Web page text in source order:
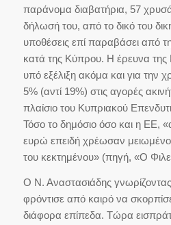
παράνομα διαβατήρια, 57
δήλωσή του, από το δικό του
υποθέσεις επί παραβάσει από
κατά της Κύπρου. Η έρευνα της
υπό εξέλιξη ακόμα και για
5% (αντί 19%) στις αγορές
πλαίσιο του Κυπριακού
Τόσο το δημόσιο όσο και η ΕΕ,
ευρώ επειδή χρέωσαν
του κεκτημένου» (πηγή, «Ο
Ο Ν. Αναστασιάδης
φρόντισε από καιρό να
διάφορα επίπεδα. Τώρα